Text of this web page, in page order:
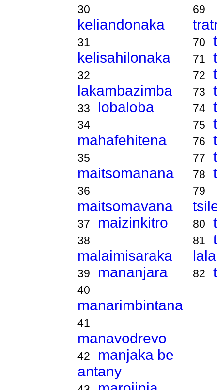
30
keliandonaka
31
kelisahilonaka
32
lakambazimba
33 lobaloba
34
mahafehitena
35
maitsomanana
36
maitsomavana
37 maizinkitro
38
malaimisaraka
39 mananjara
40
manarimbintana
41
manavodrevo
42
manjaka be
antany
69
70
71
72
73
74
75
76
77
78
79
80
81
82